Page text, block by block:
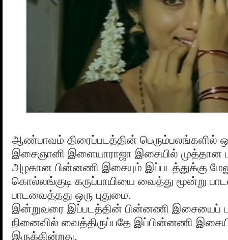
ஆண்பாவம் திரைப்படத்தின் பெரும்பலங்களில்
இசைஞானி இளையாராஜா இசையில் முத்தான
அழகான பின்னணி இசையும் இப்படத்துக்கு
கொல்லங்குடி கருப்பாயியை வைத்து மூன்று
பாடவைத்தது ஒரு புதுமை.
இன்றுவரை இப்படத்தின் பின்னணி இசையைப்
நினைவில் வைத்திருப்பதே இப்பின்னணி
இருக்கின்றது.